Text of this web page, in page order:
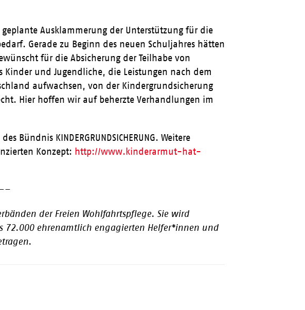
Ausklammerung der Unterstützung für die
Gerade zu Beginn des neuen Schuljahres hätten
für die Absicherung der Teilhabe von
und Jugendliche, die Leistungen nach dem
aufwachsen, von der Kindergrundsicherung
Hier hoffen wir auf beherzte Verhandlungen im
Bündnis KINDERGRUNDSICHERUNG. Weitere
Konzept: http://www.kinderarmut-hat-
der Freien Wohlfahrtspflege. Sie wird
ehrenamtlich engagierten Helfer*innen und